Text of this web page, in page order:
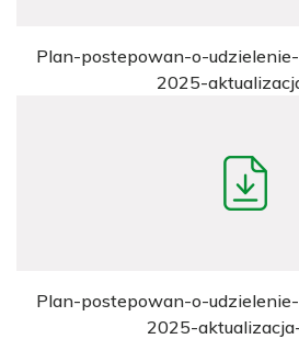
Plan-postepowan-o-
2025-
Plan-postepowan-o-
2025-